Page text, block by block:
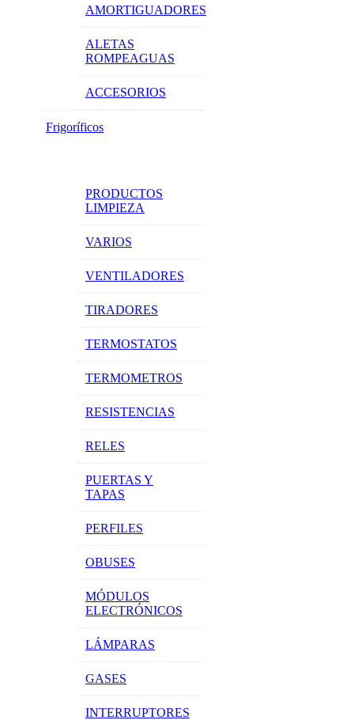
AMORTIGUADORES
ALETAS
ROMPEAGUAS
ACCESORIOS
Frigoríficos
PRODUCTOS
LIMPIEZA
VARIOS
VENTILADORES
TIRADORES
TERMOSTATOS
TERMOMETROS
RESISTENCIAS
RELES
PUERTAS Y
TAPAS
PERFILES
OBUSES
MÓDULOS
ELECTRÓNICOS
LÁMPARAS
GASES
INTERRUPTORES